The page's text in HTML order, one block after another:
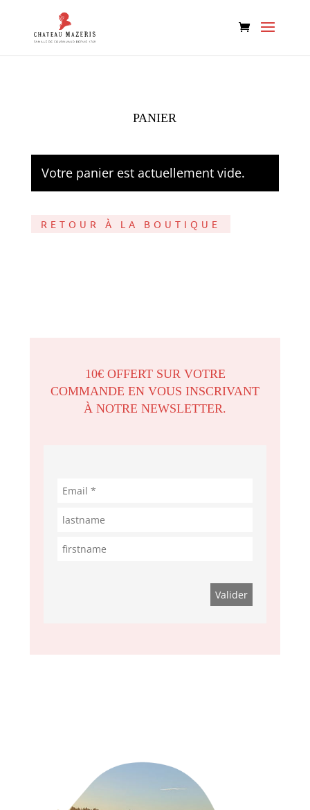
PANIER
Votre panier est actuellement vide.
RETOUR À LA BOUTIQUE
10€ OFFERT SUR VOTRE
COMMANDE EN VOUS INSCRIVANT
À NOTRE NEWSLETTER.